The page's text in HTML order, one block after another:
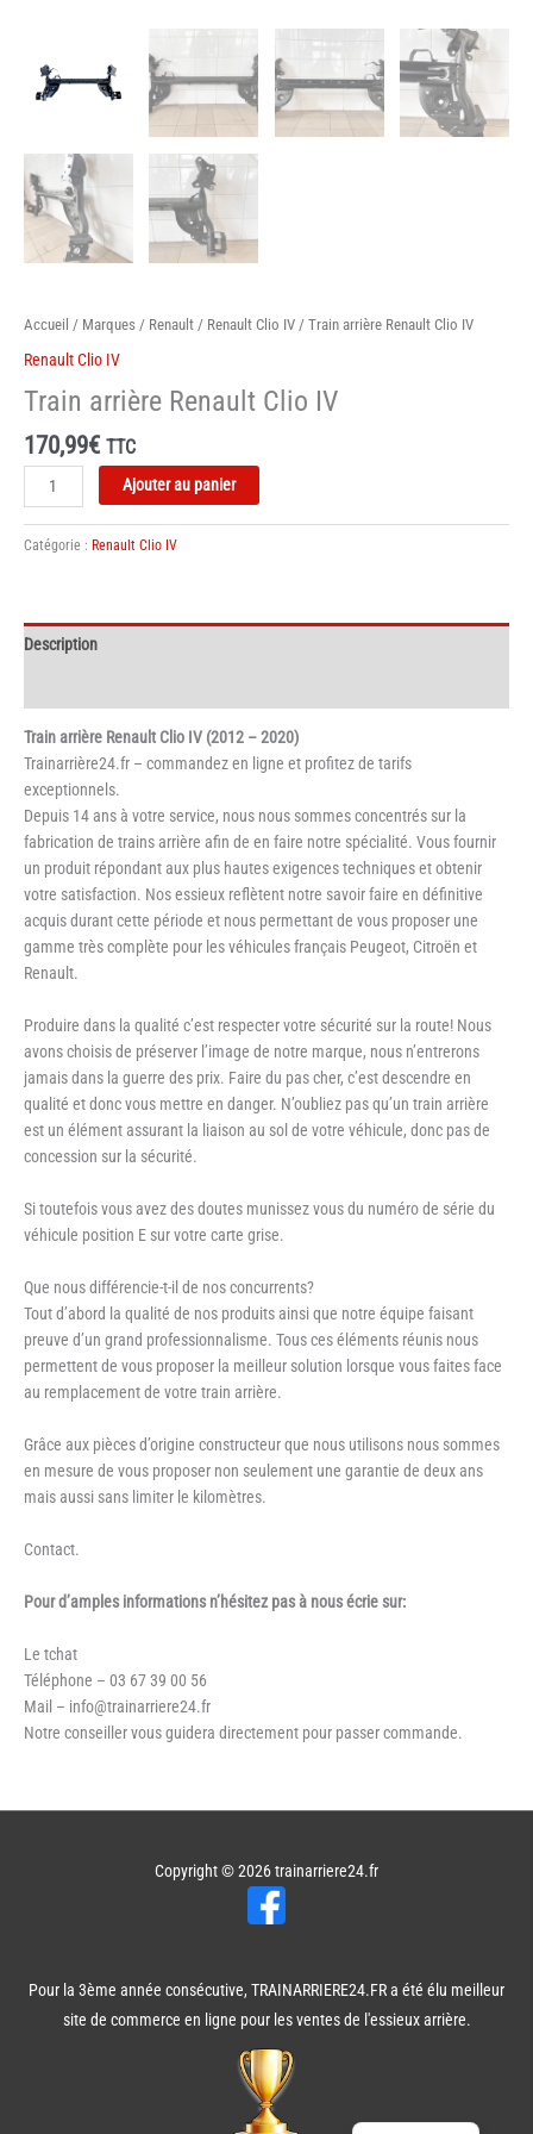
Accueil / Marques / Renault / Renault Clio IV / Train arrière Renault Clio IV
Renault Clio IV
Train arrière Renault Clio IV
170,99€ TTC
quantité
de
Train
arrière
IV
Ajouter au panier
Catégorie : Renault Clio IV
Description
Train arrière Renault Clio IV (2012 – 2020)
Trainarrière24.fr – commandez en ligne et profitez de tarifs
exceptionnels.
Depuis 14 ans à votre service, nous nous sommes concentrés sur la
fabrication de trains arrière afin de en faire notre spécialité. Vous fournir
un produit répondant aux plus hautes exigences techniques et obtenir
votre satisfaction. Nos essieux reflètent notre savoir faire en définitive
acquis durant cette période et nous permettant de vous proposer une
gamme très complète pour les véhicules français Peugeot, Citroën et
Renault.
Produire dans la qualité c’est respecter votre sécurité sur la route! Nous
avons choisis de préserver l’image de notre marque, nous n’entrerons
jamais dans la guerre des prix. Faire du pas cher, c’est descendre en
qualité et donc vous mettre en danger. N’oubliez pas qu’un train arrière
est un élément assurant la liaison au sol de votre véhicule, donc pas de
concession sur la sécurité.
Si toutefois vous avez des doutes munissez vous du numéro de série du
véhicule position E sur votre carte grise.
Que nous différencie-t-il de nos concurrents?
Tout d’abord la qualité de nos produits ainsi que notre équipe faisant
preuve d’un grand professionnalisme. Tous ces éléments réunis nous
permettent de vous proposer la meilleur solution lorsque vous faites face
au remplacement de votre train arrière.
Grâce aux pièces d’origine constructeur que nous utilisons nous sommes
en mesure de vous proposer non seulement une garantie de deux ans
mais aussi sans limiter le kilomètres.
Contact.
Pour d’amples informations n’hésitez pas à nous écrie sur:
Le tchat
Téléphone – 03 67 39 00 56
Mail – info@trainarriere24.fr
Notre conseiller vous guidera directement pour passer commande.
Copyright © 2026trainarriere24.fr
Pour la 3ème année consécutive, TRAINARRIERE24.FR a été élu meilleur
site de commerce en ligne pour les ventes de l'essieux arrière.